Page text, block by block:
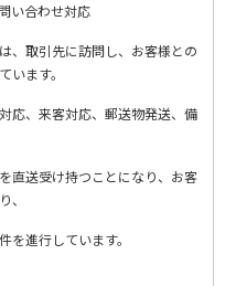
い合わせ対応
、取引先に訪問し、お客様との
います。
応、来客対応、郵送物発送、備
直送受け持つことになり、お客
、
を進⾏しています。